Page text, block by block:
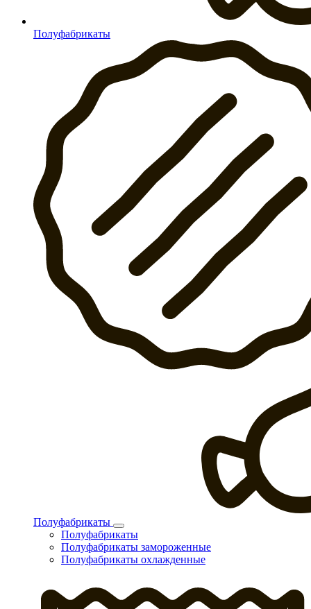
Полуфабрикаты
Полуфабрикаты
Полуфабрикаты
Полуфабрикаты замороженные
Полуфабрикаты охлажденные